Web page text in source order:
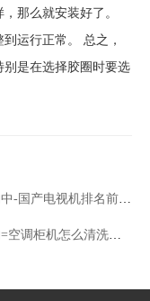
那么就安装好了。
运行正常。 总之，
是在选择胶圈时要选
机排名前三的品牌是哪些？
柜机怎么清洗有高招